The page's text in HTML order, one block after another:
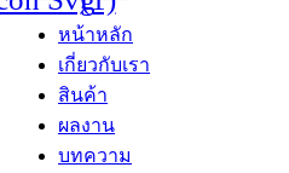
หน้าหลัก
เกี่ยวกับเรา
สินค้า
ผลงาน
บทความ